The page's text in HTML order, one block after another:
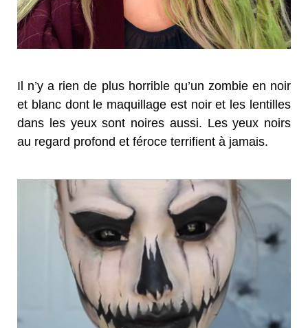
Il n’y a rien de plus horrible qu’un zombie en noir
et blanc dont le maquillage est noir et les lentilles
dans les yeux sont noires aussi. Les yeux noirs
au regard profond et féroce terrifient à jamais.